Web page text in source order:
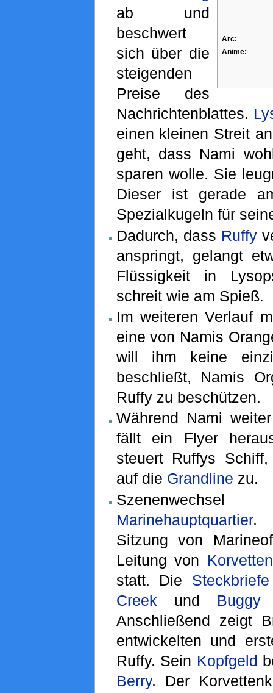
Arc:
Anime:
ab und
beschwert
sich über die
steigenden
Preise des
Nachrichtenblattes.
einen kleinen Streit
geht, dass Nami
sparen wolle. Sie
Dieser ist gerade
Spezialkugeln für
Dadurch, dass Ruffy
anspringt, gelangt
Flüssigkeit in
schreit wie am Spieß.
Im weiteren Verlauf
eine von Namis
will ihm keine
beschließt, Namis
Ruffy zu beschützen.
Während Nami
fällt ein Flyer
steuert Ruffys
auf die Grandline zu.
Marinehauptquartier.
Sitzung von
Leitung von
statt. Die Steckbriefe
Creek und Buggy
Anschließend zeigt
entwickelten und
Ruffy. Sein Kopfgeld
Berry. Der